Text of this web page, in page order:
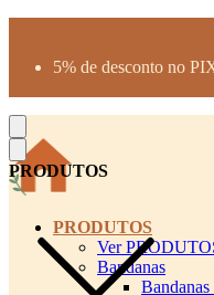
5% de desconto no
PRODUTOS
PRODUTOS
Ver
Bandanas